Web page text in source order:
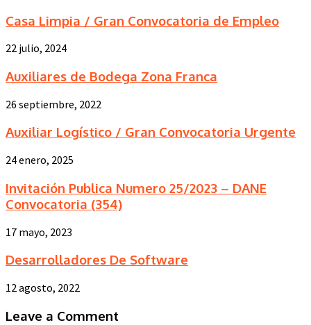
Casa Limpia / Gran Convocatoria de Empleo
22 julio, 2024
Auxiliares de Bodega Zona Franca
26 septiembre, 2022
Auxiliar Logístico / Gran Convocatoria Urgente
24 enero, 2025
Invitación Publica Numero 25/2023 – DANE
Convocatoria (354)
17 mayo, 2023
Desarrolladores De Software
12 agosto, 2022
Leave a Comment